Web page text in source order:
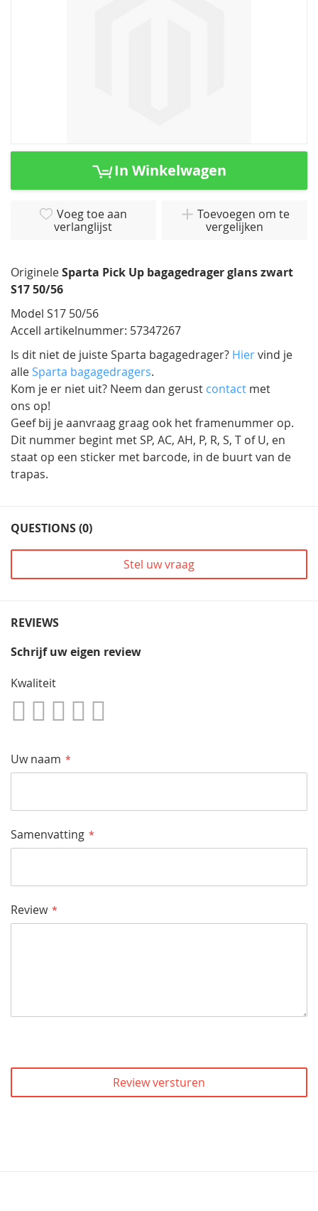
Ga
In Winkelwagen
Voeg toe aan
verlanglijst
Toevoegen om te
vergelijken
OrigineleSparta Pick Up bagagedrager glans zwart
S17 50/56
Model S17 50/56
Accell artikelnummer: 57347267
Is dit niet de juiste Sparta bagagedrager? Hiervind je
alleSparta bagagedragers.
Kom je er niet uit? Neem dan gerust contact met
ons op!
Geef bij je aanvraag graag ook het framenummer op.
Dit nummer begint met SP, AC, AH, P, R, S, T of U, en
staat op een sticker met barcode, in de buurt van de
trapas.
QUESTIONS (0)
Stel uw vraag
REVIEWS
Schrijf uw eigen review
Kwaliteit
1
Star
2
Sterren
3
Sterren
4
Sterren
Uw naam
Samenvatting
Review
Review versturen